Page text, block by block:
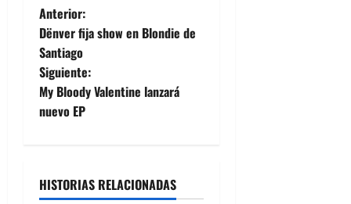
N
a
v
e
a
Anterior:
Dënver fija show en Blondie de
Santiago
Siguiente:
My Bloody Valentine lanzará
nuevo EP
HISTORIAS RELACIONADAS